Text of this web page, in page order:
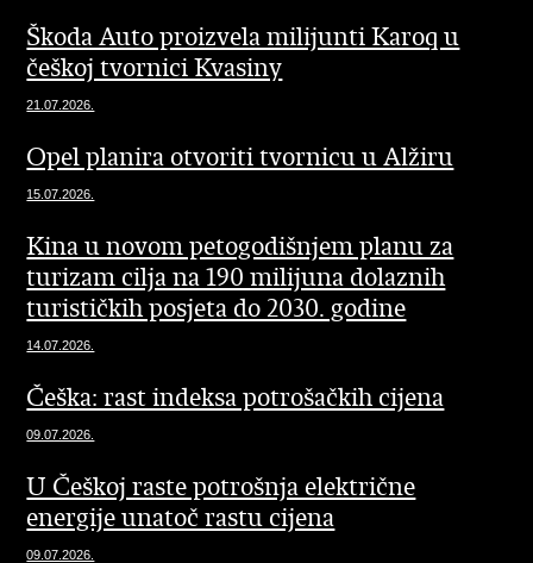
Škoda Auto proizvela milijunti Karoq u
češkoj tvornici Kvasiny
21.07.2026.
Opel planira otvoriti tvornicu u Alžiru
15.07.2026.
Kina u novom petogodišnjem planu za
turizam cilja na 190 milijuna dolaznih
turističkih posjeta do 2030. godine
14.07.2026.
Češka: rast indeksa potrošačkih cijena
09.07.2026.
U Češkoj raste potrošnja električne
energije unatoč rastu cijena
09.07.2026.